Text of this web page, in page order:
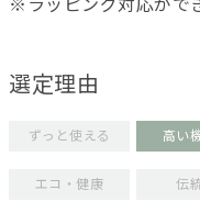
※ラッピング対応がで
選定理由
ずっと使える 高い
エコ・健康 伝